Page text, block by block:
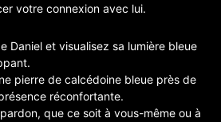
votre connexion avec lui.
Daniel et visualisez sa lumière bleue
pierre de calcédoine bleue près de
réconfortante.
que ce soit à vous-même ou à